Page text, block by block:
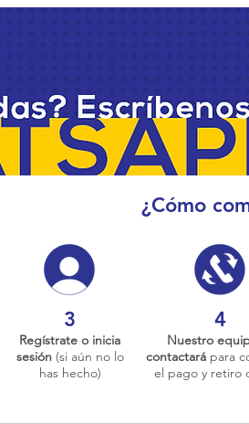
¿Cómo
3
Regístrate o inicia
sesión(si aún no lo
has hecho)
4
Nuestro
contactará para
el pago y retiro